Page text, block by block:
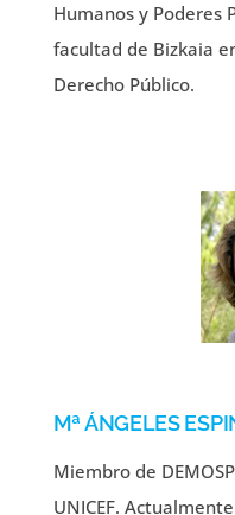
Humanos y Poderes
facultad de Bizkaia
Derecho Público.
Mª ÁNGELES
Miembro de
UNICEF.